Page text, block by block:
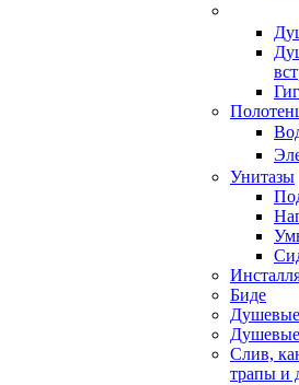
ㅤ
ㅤ
Унитазы
Биде
Слив,
трапы и